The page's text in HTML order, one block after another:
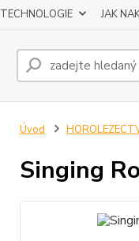
TECHNOLOGIE JAK
Úvod
Singing